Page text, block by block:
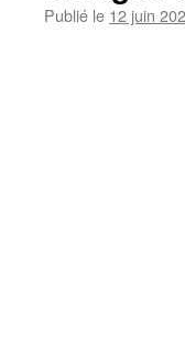
Publié le 12 juin